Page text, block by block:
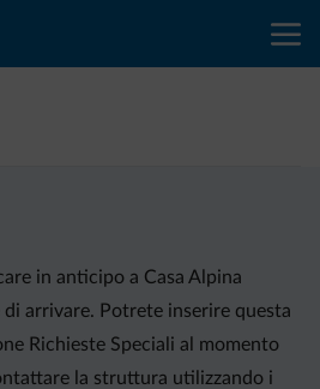
in anticipo a Casa Alpina
arrivare. Potrete inserire questa
Richieste Speciali al momento
la struttura utilizzando i